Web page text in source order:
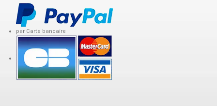
par Carte bancaire